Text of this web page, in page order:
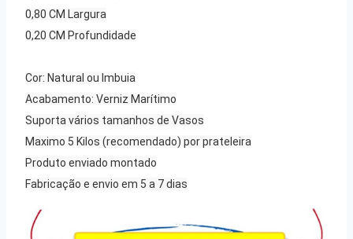
0,80 CM Largura
0,20 CM Profundidade
Cor: Natural ou Imbuia
Acabamento: Verniz Marítimo
Suporta vários tamanhos de Vasos
Maximo 5 Kilos (recomendado) por prateleira
Produto enviado montado
Fabricação e envio em 5 a 7 dias